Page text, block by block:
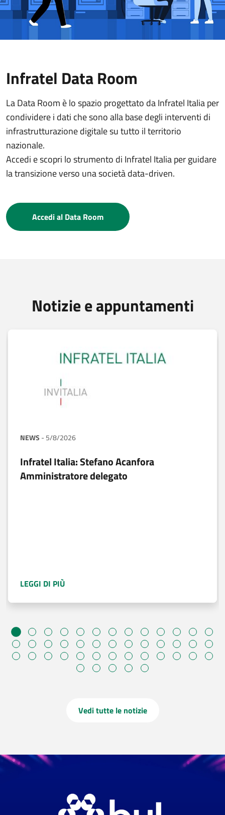
Infratel Data Room
La Data Room è lo spazio progettato da Infratel Italia per
condividere i dati che sono alla base degli interventi di
infrastrutturazione digitale su tutto il territorio
nazionale.
Accedi e scopri lo strumento di Infratel Italia per guidare
la transizione verso una società data-driven.
Accedi al Data Room
Notizie e appuntamenti
NEWS - 5/8/2026
Infratel Italia: Stefano Acanfora
Amministratore delegato
LEGGI DI PIÙ
Vedi tutte le notizie